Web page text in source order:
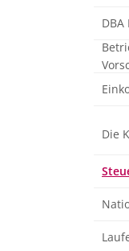
DBA
Die